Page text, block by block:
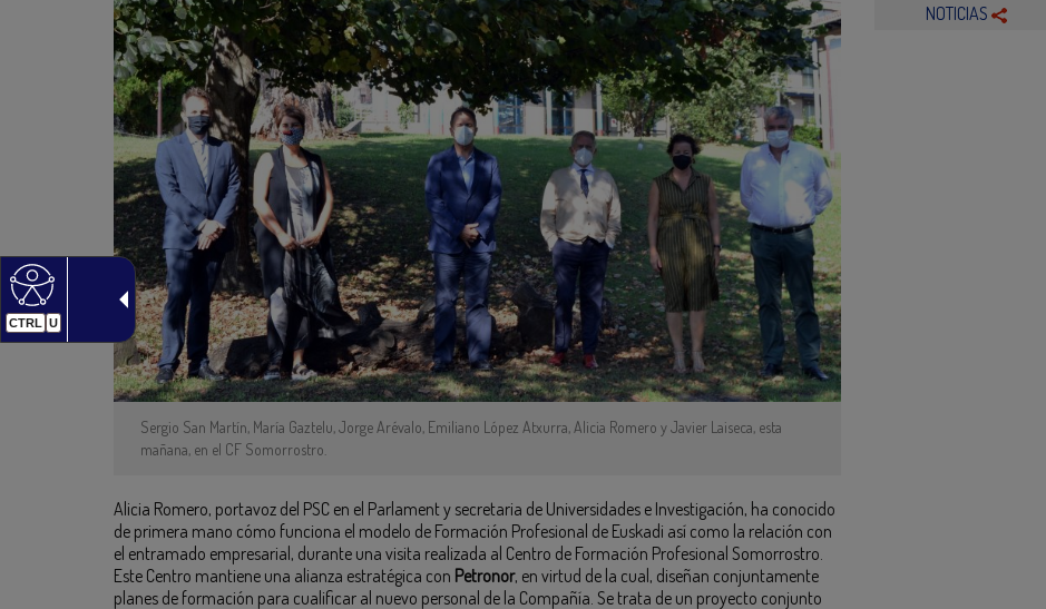
CTRL U
Sergio San Martín, María Gaztelu, Jorge Arévalo, Emiliano López Atxurra, Alicia Romero y Javier Laiseca, esta
mañana, en el CF Somorrostro.
Alicia Romero, portavoz del PSC en el Parlament y secretaria de Universidades e Investigación, ha conocido
de primera mano cómo funciona el modelo de Formación Profesional de Euskadi así como la relación con
el entramado empresarial, durante una visita realizada al Centro de Formación Profesional Somorrostro.
Este Centro mantiene una alianza estratégica con Petronor, en virtud de la cual, diseñan conjuntamente
planes de formación para cualificar al nuevo personal de la Compañía. Se trata de un proyecto conjunto
NOTICIAS